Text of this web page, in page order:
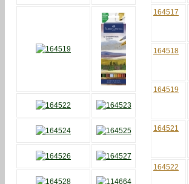
164517
164518
164519
164521
164522